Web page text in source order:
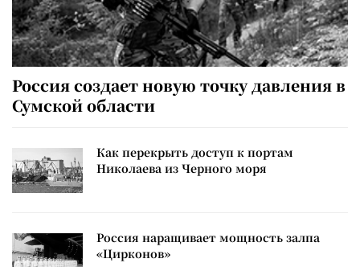
Россия создает новую точку давления в
Сумской области
Как перекрыть доступ к портам
Николаева из Черного моря
Россия наращивает мощность залпа
«Цирконов»